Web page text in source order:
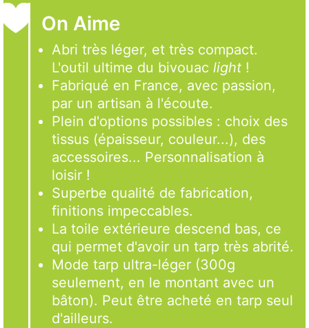
On Aime
Abri très léger, et très compact.
L'outil ultime du bivouaclight !
Fabriqué en France, avec passion,
par un artisan à l'écoute.
Plein d'options possibles : choix des
tissus (épaisseur, couleur...), des
accessoires... Personnalisation à
loisir !
Superbe qualité de fabrication,
finitions impeccables.
La toile extérieure descend bas, ce
qui permet d'avoir un tarp très abrité.
Mode tarp ultra-léger (300g
seulement, en le montant avec un
bâton). Peut être acheté en tarp seul
d'ailleurs.